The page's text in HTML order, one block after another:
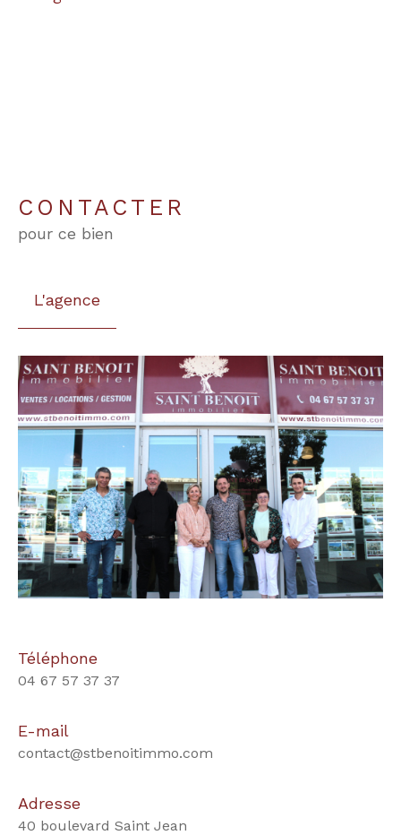
CONTACTER
pour ce bien
L'agence
Téléphone
04 67 57 37 37
E-mail
contact@stbenoitimmo.com
Adresse
40 boulevard Saint Jean